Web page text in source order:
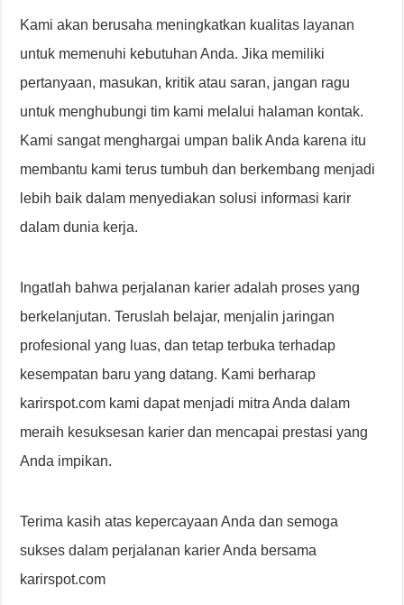
Kami akan berusaha meningkatkan kualitas layanan
untuk memenuhi kebutuhan Anda. Jika memiliki
pertanyaan, masukan, kritik atau saran, jangan ragu
untuk menghubungi tim kami melalui halaman kontak.
Kami sangat menghargai umpan balik Anda karena itu
membantu kami terus tumbuh dan berkembang menjadi
lebih baik dalam menyediakan solusi informasi karir
dalam dunia kerja.
Ingatlah bahwa perjalanan karier adalah proses yang
berkelanjutan. Teruslah belajar, menjalin jaringan
profesional yang luas, dan tetap terbuka terhadap
kesempatan baru yang datang. Kami berharap
karirspot.com kami dapat menjadi mitra Anda dalam
meraih kesuksesan karier dan mencapai prestasi yang
Anda impikan.
Terima kasih atas kepercayaan Anda dan semoga
sukses dalam perjalanan karier Anda bersama
karirspot.com